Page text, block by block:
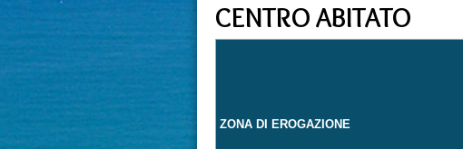
CENTRO ABITATO
ZONA DI EROGAZIONE